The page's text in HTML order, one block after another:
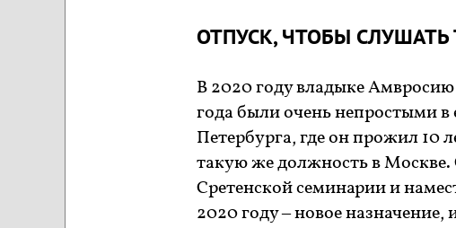
ОТПУСК, ЧТОБЫ
В 2020 году владыке
года были очень непростыми
Петербурга, где он прожил 10
такую же должность в Москве.
Сретенской семинарии и
2020 году – новое назначение,